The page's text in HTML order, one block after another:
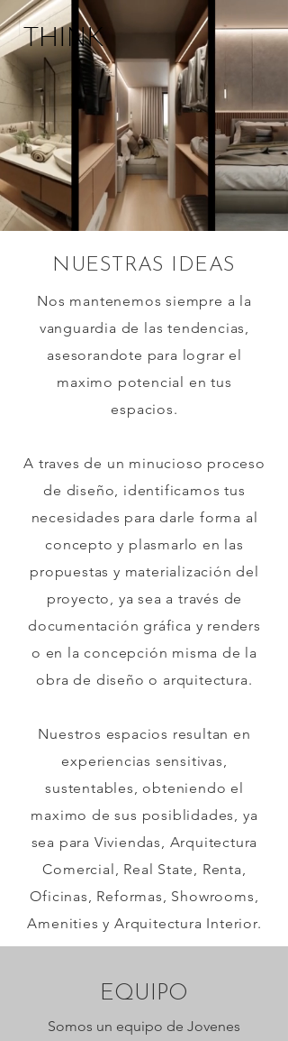
THINK
NUESTRAS IDEAS
Nos mantenemos siempre a la
vanguardia de las tendencias,
asesorandote para lograr el
maximo potencial en tus
espacios.
A traves de un minucioso proceso
de diseño, identificamos tus
necesidades para darle forma al
concepto y plasmarlo en las
propuestas y materialización del
proyecto, ya sea a través de
documentación gráfica y renders
o en la concepción misma de la
obra de diseño o arquitectura.
Nuestros espacios resultan en
experiencias sensitivas,
sustentables, obteniendo el
maximo de sus posiblidades, ya
sea para Viviendas, Arquitectura
Comercial, Real State, Renta,
Oficinas, Reformas, Showrooms,
Amenities y Arquitectura Interior.
EQUIPO
Somos un equipo de Jovenes